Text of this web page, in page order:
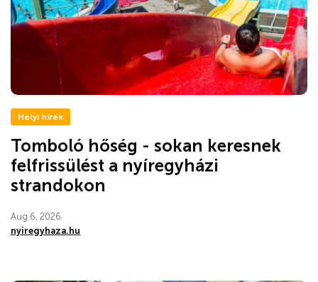
Helyi hírek
Tomboló hőség - sokan keresnek
felfrissülést a nyíregyházi
strandokon
Aug 6, 2026
nyiregyhaza.hu